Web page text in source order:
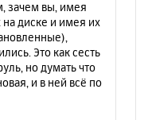
зачем вы, имея
диске и имея их
Это как сесть
но думать что
и в ней всё по